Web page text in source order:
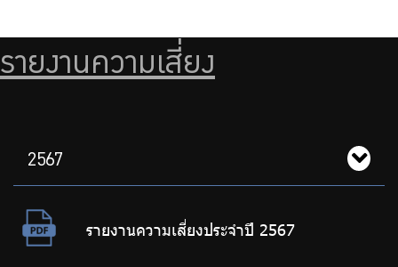
รายงานผลการดำเนินงาน
บริการเจ้าหน้าที่ส่วนราชการ
ติดต่อเรา
รายงานความเสี่ยง
2567
รายงานความเสี่ยงประจำปี 2567